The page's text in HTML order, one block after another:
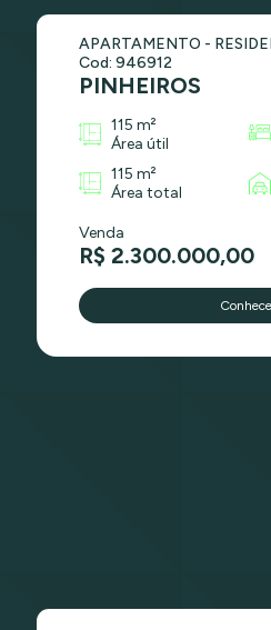
APARTAMENTO -
Cod: 946912
PINHEIROS
115 m²
Área útil
115 m²
Área total
Venda
R$ 2.300.000,00